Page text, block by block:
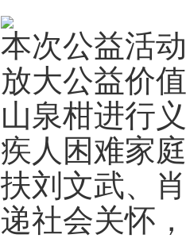
本次公益活
放大公益价
山泉柑进行
疾人困难家
扶刘文武、
递社会关怀